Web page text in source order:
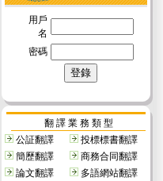
用戶
名
密碼
翻 譯 業 務 類 型
公証翻譯
投標標書翻譯
簡歷翻譯
商務合同翻譯
論文翻譯
多語網站翻譯